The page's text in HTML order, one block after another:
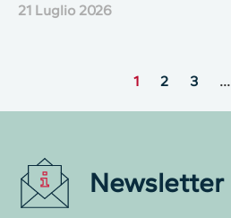
21 Luglio 2026
1 2 3 …
Newsletter